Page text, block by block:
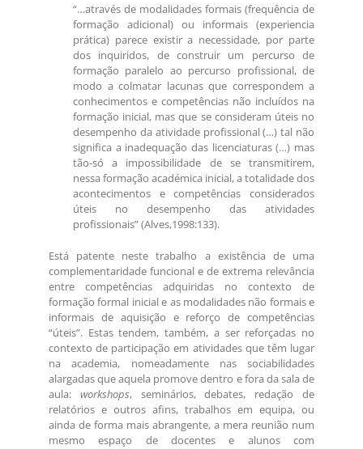
“…através de modalidades formais (frequência de
formação adicional) ou informais (experiencia
prática) parece existir a necessidade, por parte
dos inquiridos, de construir um percurso de
formação paralelo ao percurso profissional, de
modo a colmatar lacunas que correspondem a
conhecimentos e competências não incluídos na
formação inicial, mas que se consideram úteis no
desempenho da atividade profissional (…) tal não
significa a inadequação das licenciaturas (…) mas
tão-só a impossibilidade de se transmitirem,
nessa formação académica inicial, a totalidade dos
acontecimentos e competências considerados
úteis no desempenho das atividades
profissionais” (Alves,1998:133).
Está patente neste trabalho a existência de uma
complementaridade funcional e de extrema relevância
entre competências adquiridas no contexto de
formação formal inicial e as modalidades não formais e
informais de aquisição e reforço de competências
“úteis”. Estas tendem, também, a ser reforçadas no
contexto de participação em atividades que têm lugar
na academia, nomeadamente nas sociabilidades
alargadas que aquela promove dentro e fora da sala de
aula: workshops, seminários, debates, redação de
relatórios e outros afins, trabalhos em equipa, ou
ainda de forma mais abrangente, a mera reunião num
mesmo espaço de docentes e alunos com